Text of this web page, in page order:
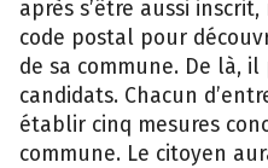
après s’être aussi
code postal pour
de sa commune. De là,
candidats. Chacun
établir cinq mesures
commune. Le citoyen